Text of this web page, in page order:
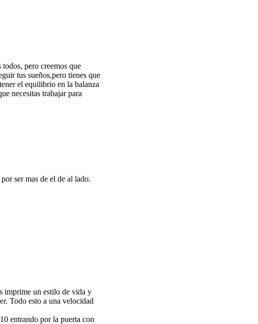
pero creemos que
tus sueños,pero tienes que
el equilibrio en la balanza
necesitas trabajar para
ser mas de el de al lado.
imprime un estilo de vida y
Todo esto a una velocidad
entrando por la puerta con